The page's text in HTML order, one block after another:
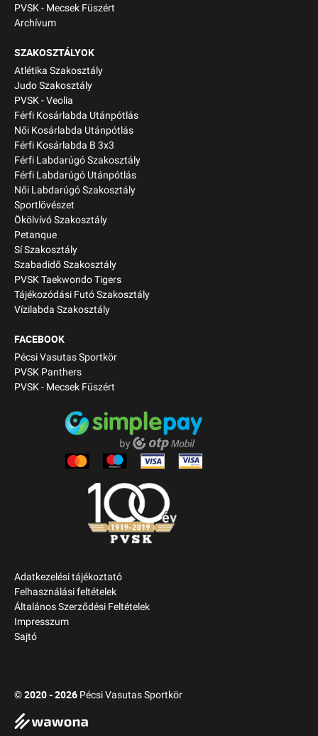
PVSK - Mecsek Füszért
Archívum
SZAKOSZTÁLYOK
Atlétika Szakosztály
Judo Szakosztály
PVSK - Veolia
Férfi Kosárlabda Utánpótlás
Női Kosárlabda Utánpótlás
Férfi Kosárlabda B 3x3
Férfi Labdarúgó Szakosztály
Férfi Labdarúgó Utánpótlás
Női Labdarúgó Szakosztály
Sportlövészet
Ökölvívó Szakosztály
Petanque
Sí Szakosztály
Szabadidő Szakosztály
PVSK Taekwondo Tigers
Tájékozódási Futó Szakosztály
Vízilabda Szakosztály
FACEBOOK
Pécsi Vasutas Sportkör
PVSK Panthers
PVSK - Mecsek Füszért
Adatkezelési tájékoztató
Felhasználási feltételek
Általános Szerződési Feltételek
Impresszum
Sajtó
©2020 - 2026 Pécsi Vasutas Sportkör